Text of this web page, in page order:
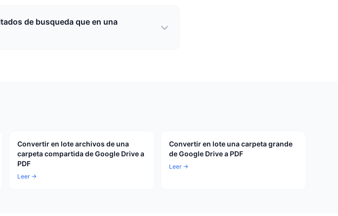
de busqueda que en una
Convertir en lote archivos de una
carpeta compartida de Google Drive a
PDF
Leer →
Convertir en lote una carpeta grande
de Google Drive a PDF
Leer →